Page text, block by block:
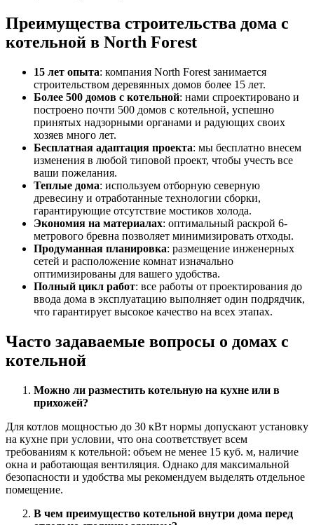
Преимущества строительства дома с
котельной в North Forest
15 лет опыта: компания North Forest занимается
строительством деревянных домов более 15 лет.
Более 500 домов с котельной: нами спроектировано и
построено почти 500 домов с котельной, успешно
принятых надзорными органами и радующих своих
хозяев много лет.
Бесплатная адаптация проекта: мы бесплатно внесем
изменения в любой типовой проект, чтобы учесть все
ваши пожелания.
Теплые дома: используем отборную северную
древесину и отработанные технологии сборки,
гарантирующие отсутствие мостиков холода.
Экономия на материалах: оптимальный раскрой 6-
метрового бревна позволяет минимизировать отходы.
Продуманная планировка: размещение инженерных
сетей и расположение комнат изначально
оптимизированы для вашего удобства.
Полный цикл работ: все работы от проектирования до
ввода дома в эксплуатацию выполняет один подрядчик,
что гарантирует высокое качество на всех этапах.
Часто задаваемые вопросы о домах с
котельной
Можно ли разместить котельную на кухне или в
прихожей?
Для котлов мощностью до 30 кВт нормы допускают установку
на кухне при условии, что она соответствует всем
требованиям к котельной: объем не менее 15 куб. м, наличие
окна и работающая вентиляция. Однако для максимальной
безопасности и удобства мы рекомендуем выделять отдельное
помещение.
В чем преимущество котельной внутри дома перед